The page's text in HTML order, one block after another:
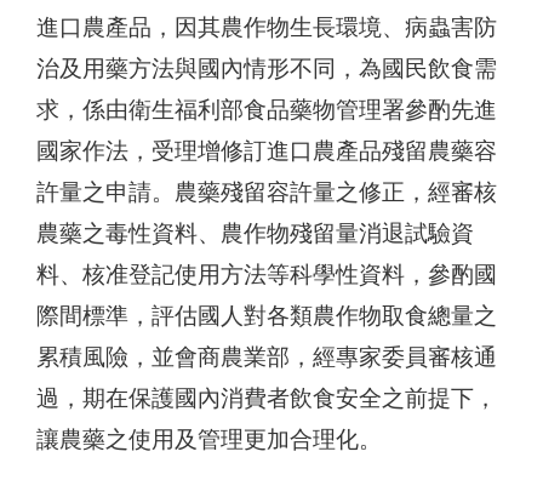
進口農產品，因其農作物生長環境、病蟲害防
治及用藥方法與國內情形不同，為國民飲食需
求，係由衛生福利部食品藥物管理署參酌先進
國家作法，受理增修訂進口農產品殘留農藥容
許量之申請。農藥殘留容許量之修正，經審核
農藥之毒性資料、農作物殘留量消退試驗資
料、核准登記使用方法等科學性資料，參酌國
際間標準，評估國人對各類農作物取食總量之
累積風險，並會商農業部，經專家委員審核通
過，期在保護國內消費者飲食安全之前提下，
讓農藥之使用及管理更加合理化。